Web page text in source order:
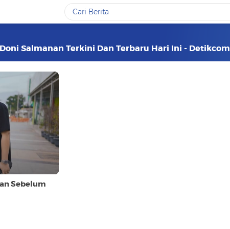
Salmanan Terkini Dan Terbaru Hari Ini - Detikcom
Sebelum